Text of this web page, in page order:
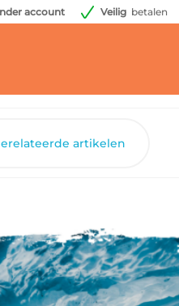
account Veilig betalen
artikelen